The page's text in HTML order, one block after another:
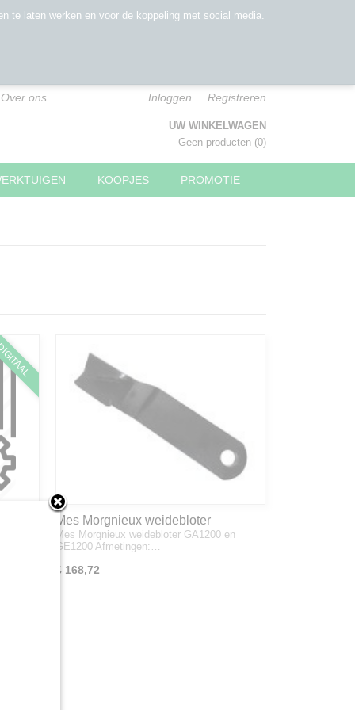
Over ons Inloggen Registreren
UW WINKELWAGEN
Geen producten (0)
KOOPJES PROMOTIE
Mes Morgnieux weidebloter
GA1200/GE1200
Mes Morgnieux weidebloter GA1200 en
GE1200 Afmetingen:…
€ 168,72
te laten werken en voor de koppeling met social media.